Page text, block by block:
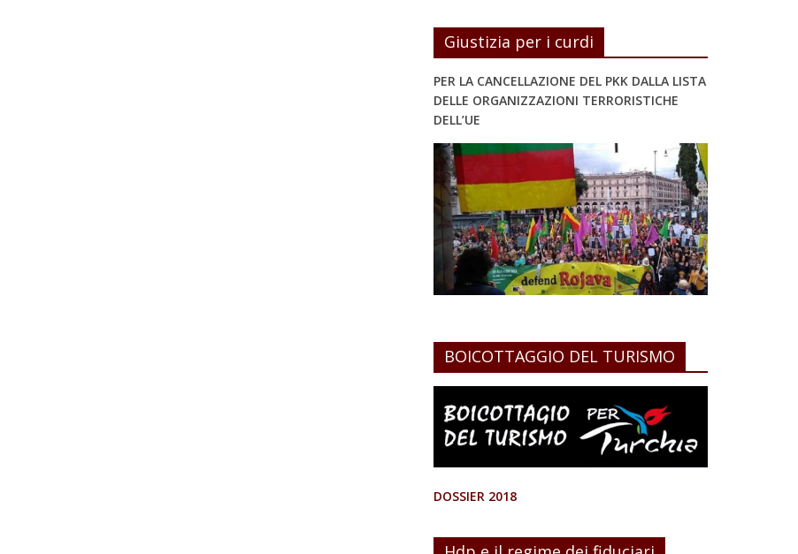
Giustizia per i curdi
PER LA CANCELLAZIONE DEL PKK DALLA LISTA
DELLE ORGANIZZAZIONI TERRORISTICHE
DELL’UE
BOICOTTAGGIO DEL TURISMO
DOSSIER 2018